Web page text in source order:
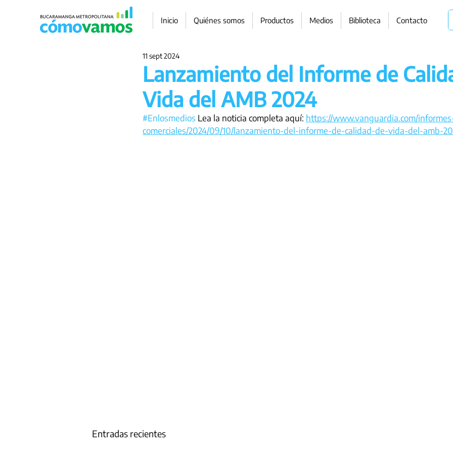
Inicio Quiénes somos Productos Medios Biblioteca Contacto
Lanzamiento del Informe de
Vida del AMB 2024
11 sept 2024
#Enlosmedios Lea la noticia completa aquí: https://www.vanguardia.com/
comerciales/2024/09/10/lanzamiento-del-informe-de-calidad-de-vida-del-amb-
Entradas recientes